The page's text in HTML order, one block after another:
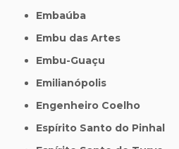
Embaúba
Embu das Artes
Embu-Guaçu
Emilianópolis
Engenheiro Coelho
Espírito Santo do Pinhal